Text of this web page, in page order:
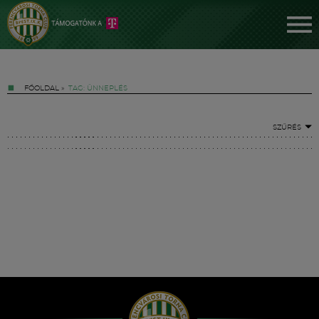
FŐOLDAL » TAG: ÜNNEPLÉS
SZŰRÉS
Hírek